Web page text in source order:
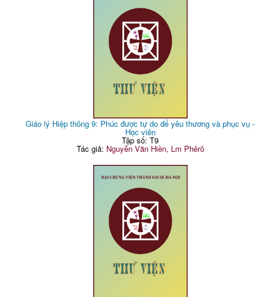
Giáo lý Hiệp thông 9: Phúc được tự do để yêu thương và phục vụ -
Học viên
Tập số: T9
Tác giả: Nguyễn Văn Hiền, Lm Phêrô